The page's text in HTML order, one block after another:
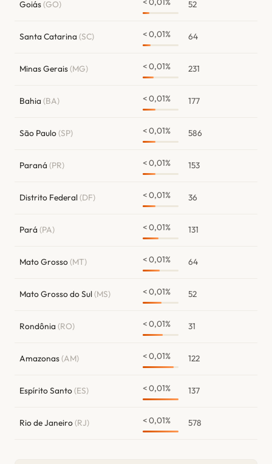
Goiás(GO) 52
Santa Catarina (SC) < 0,01% 64
Minas Gerais(MG) < 0,01% 231
Bahia (BA) < 0,01% 177
São Paulo(SP) < 0,01% 586
Paraná (PR) < 0,01% 153
Distrito Federal(DF) < 0,01% 36
Pará (PA) < 0,01% 131
Mato Grosso(MT) < 0,01% 64
Mato Grosso do Sul(MS) < 0,01% 52
Rondônia (RO) < 0,01% 31
Amazonas(AM) < 0,01% 122
Espírito Santo(ES) < 0,01% 137
Rio de Janeiro(RJ) < 0,01% 578